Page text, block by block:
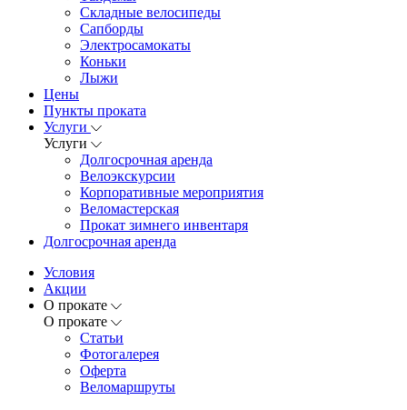
Складные велосипеды
Сапборды
Электросамокаты
Коньки
Лыжи
Цены
Пункты проката
Услуги
Услуги
Долгосрочная аренда
Велоэкскурсии
Корпоративные мероприятия
Веломастерская
Прокат зимнего инвентаря
Долгосрочная аренда
Условия
Акции
О прокате
О прокате
Статьи
Фотогалерея
Оферта
Веломаршруты